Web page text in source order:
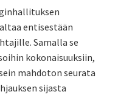
entisestään
Samalla se
kokonaisuuksiin,
mahdoton seurata
sijasta